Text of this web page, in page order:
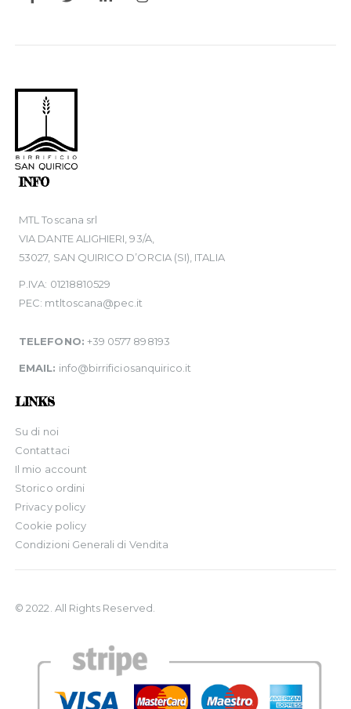
INFO
MTL Toscana srl
VIA DANTE ALIGHIERI, 93/A,
53027, SAN QUIRICO D’ORCIA (SI), ITALIA
P.IVA: 01218810529
PEC: mtltoscana@pec.it
TELEFONO: +39 0577 898193
EMAIL: info@birrificiosanquirico.it
LINKS
Su di noi
Contattaci
Il mio account
Storico ordini
Privacy policy
Cookie policy
Condizioni Generali di Vendita
© 2022. All Rights Reserved.